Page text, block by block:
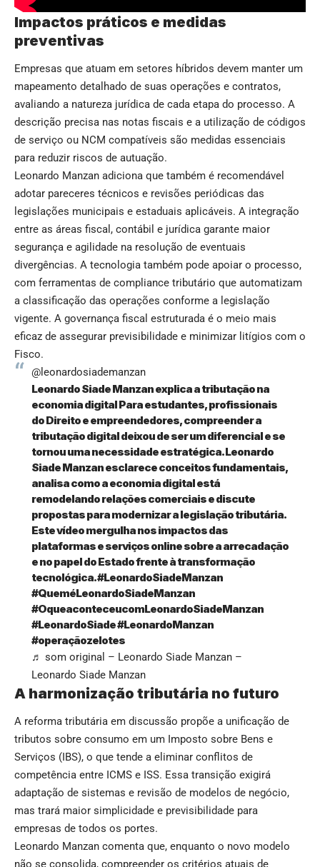
Impactos práticos e medidas
preventivas
Empresas que atuam em setores híbridos devem manter um
mapeamento detalhado de suas operações e contratos,
avaliando a natureza jurídica de cada etapa do processo. A
descrição precisa nas notas fiscais e a utilização de códigos
de serviço ou NCM compatíveis são medidas essenciais
para reduzir riscos de autuação.
Leonardo Manzan adiciona que também é recomendável
adotar pareceres técnicos e revisões periódicas das
legislações municipais e estaduais aplicáveis. A integração
entre as áreas fiscal, contábil e jurídica garante maior
segurança e agilidade na resolução de eventuais
divergências. A tecnologia também pode apoiar o processo,
com ferramentas de compliance tributário que automatizam
a classificação das operações conforme a legislação
vigente. A governança fiscal estruturada é o meio mais
eficaz de assegurar previsibilidade e minimizar litígios com o
Fisco.
@leonardosiademanzan
Leonardo Siade Manzan explica a tributação na
economia digital Para estudantes, profissionais
do Direito e empreendedores, compreender a
tributação digital deixou de ser um diferencial e se
tornou uma necessidade estratégica. Leonardo
Siade Manzan esclarece conceitos fundamentais,
analisa como a economia digital está
remodelando relações comerciais e discute
propostas para modernizar a legislação tributária.
Este vídeo mergulha nos impactos das
plataformas e serviços online sobre a arrecadação
e no papel do Estado frente à transformação
tecnológica.#LeonardoSiadeManzan
#QueméLeonardoSiadeManzan
#OqueaconteceucomLeonardoSiadeManzan
#LeonardoSiade#LeonardoManzan
#operaçãozelotes
♬ som original – Leonardo Siade Manzan –
Leonardo Siade Manzan
A harmonização tributária no futuro
A reforma tributária em discussão propõe a unificação de
tributos sobre consumo em um Imposto sobre Bens e
Serviços (IBS), o que tende a eliminar conflitos de
competência entre ICMS e ISS. Essa transição exigirá
adaptação de sistemas e revisão de modelos de negócio,
mas trará maior simplicidade e previsibilidade para
empresas de todos os portes.
Leonardo Manzan comenta que, enquanto o novo modelo